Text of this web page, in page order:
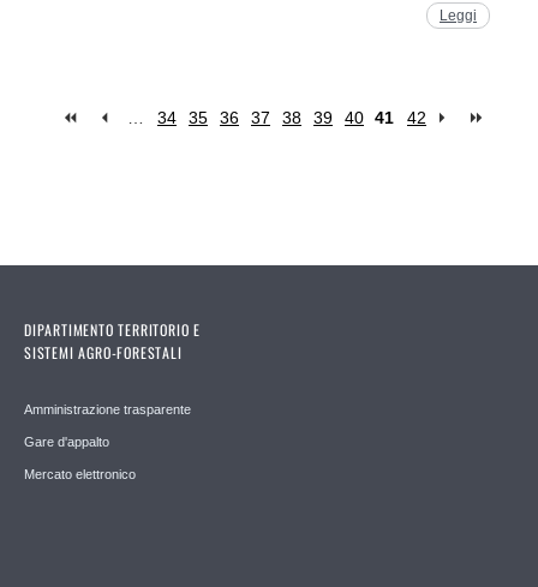
Leggi
34 35 36 37 38 39 40 41 42
DIPARTIMENTO TERRITORIO E
SISTEMI AGRO-FORESTALI
Amministrazione trasparente
Gare d'appalto
Mercato elettronico